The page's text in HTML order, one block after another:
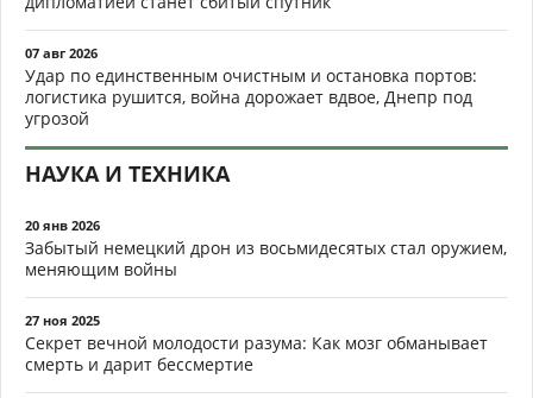
07 авг 2026
Удар по единственным очистным и остановка портов:
логистика рушится, война дорожает вдвое, Днепр под
угрозой
НАУКА И ТЕХНИКА
20 янв 2026
Забытый немецкий дрон из восьмидесятых стал оружием,
меняющим войны
27 ноя 2025
Секрет вечной молодости разума: Как мозг обманывает
смерть и дарит бессмертие